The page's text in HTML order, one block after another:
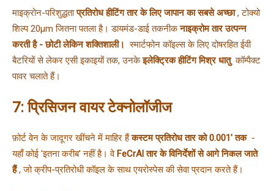
माइक्रोन-परिशुद्धता प्रतिरोध हीटिंग तार के लिए जापान का सबसे अच्छा , टोक्यो
शिल्प 20μm जितना पतला है। डायमंड-डाई तकनीक नाइक्रोम तार उत्पन्न
करती है - छोटी लेकिन शक्तिशाली। स्मार्टफोन कॉइल्स के लिए दोषरहित ईवी
बैटरियों से लेकर एसी इकाइयों तक, उनके इलेक्ट्रिक हीटिंग मिश्र धातु कॉम्पैक्ट
पावर चलाते हैं।
7: प्रिसिजन वायर टेक्नोलॉजीज
फ़ोर्ट वेन के जादूगर खींचने में माहिर हैं कस्टम प्रतिरोध तार को 0.001' तक -
यहाँ कोई 'इतना करीब' नहीं है। वे FeCrAl तार के विनिर्देशों से आगे निकल जाते
हैं , जो क्रीप-प्रतिरोधी कॉइल के साथ एयरोस्पेस की सेवा प्रदान करते हैं।